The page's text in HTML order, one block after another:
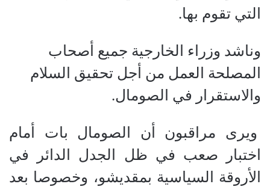
التي تقوم بها.
وناشد وزراء الخارجية جميع أصحاب
المصلحة العمل من أجل تحقيق السلام
والاستقرار في الصومال.
ويرى مراقبون أن الصومال بات أمام
اختبار صعب في ظل الجدل الدائر في
الأروقة السياسية بمقديشو، وخصوصا بعد